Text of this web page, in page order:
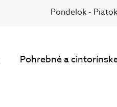
Pondelok -
Pohrebné a